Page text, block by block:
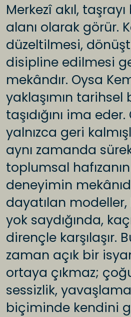
Merkezî akıl,
alanı olarak görür.
düzeltilmesi,
disipline edilmesi
mekândır. Oysa
yaklaşımın tarihsel
taşıdığını ima
yalnızca geri
aynı zamanda
toplumsal
deneyimin
dayatılan modeller,
yok saydığında,
dirençle karşılaşır.
zaman açık bir
ortaya çıkmaz;
sessizlik,
biçiminde kendini